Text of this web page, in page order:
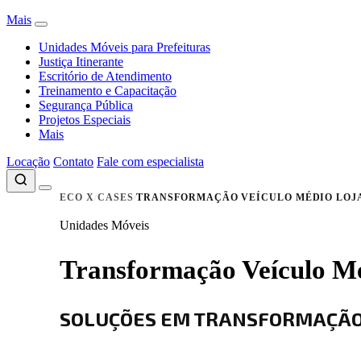
Mais
Unidades Móveis para Prefeituras
Justiça Itinerante
Escritório de Atendimento
Treinamento e Capacitação
Segurança Pública
Projetos Especiais
Mais
Locação Contato Fale com especialista
ECO X CASES TRANSFORMAÇÃO VEÍCULO MÉDIO
Unidades Móveis
Transformação Veículo
SOLUÇÕES EM